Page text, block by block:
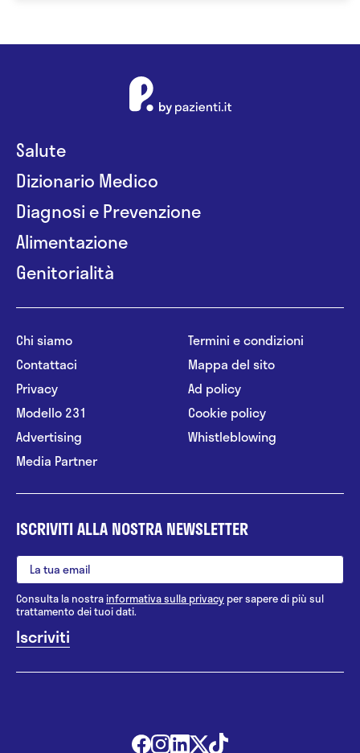
Salute
Dizionario Medico
Diagnosi e Prevenzione
Alimentazione
Genitorialità
Chi siamo
Contattaci
Privacy
Modello 231
Advertising
Media Partner
Termini e condizioni
Mappa del sito
Ad policy
Cookie policy
Whistleblowing
ISCRIVITI ALLA NOSTRA NEWSLETTER
Consulta la nostrainformativa sulla privacy per sapere di più sul
trattamento dei tuoi dati.